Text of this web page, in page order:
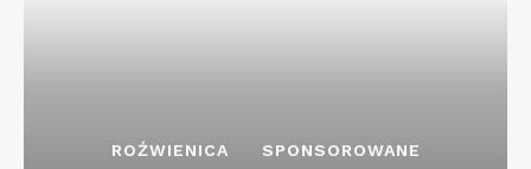
ROŹWIENICA SPONSOROWANE